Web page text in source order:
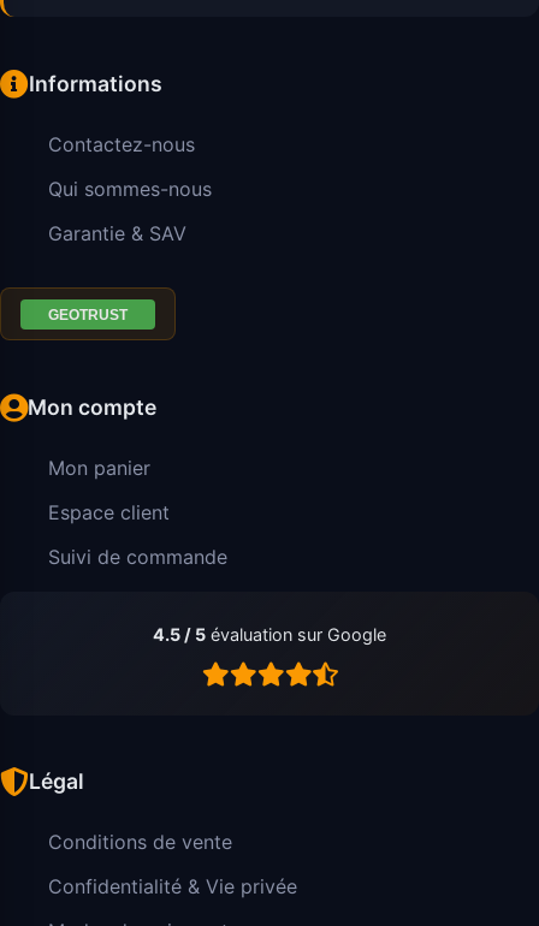
Informations
Contactez-nous
Qui sommes-nous
Garantie & SAV
Mon compte
Mon panier
Espace client
Suivi de commande
4.5 / 5 évaluation sur Google
Légal
Conditions de vente
Confidentialité & Vie privée